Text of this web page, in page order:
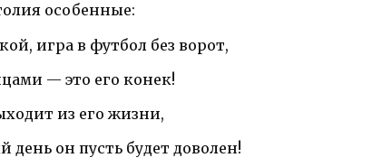
особенные:
игра в футбол без ворот,
— это его конек!
из его жизни,
день он пусть будет доволен!